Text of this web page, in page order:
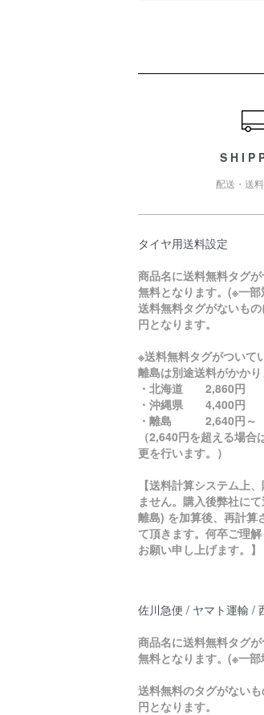
配送・送
タイヤ用送料設定
商品名に送料無料タグ
無料となります。(※一
送料無料タグがないも
円となります。
※送料無料タグがついて
離島は別途送料がかかり
・北海道 2,860円
・沖縄県 4,400円
・離島 2,640円～
（2,640円を超える場
更を行います。）
【送料計算システム上
ません。購入後弊社に
離島) を加算後、再計算
て頂きます。何卒ご理
お願い申し上げます。】
佐川急便 / ヤマト運輸 /
商品名に送料無料タグ
無料となります。(※一
送料無料のタグがない
円となります。